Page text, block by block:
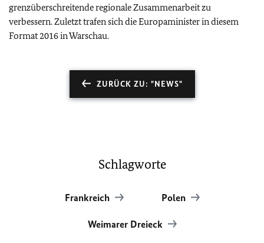
grenzüberschreitende regionale Zusammenarbeit zu
verbessern. Zuletzt trafen sich die Europaminister in diesem
Format 2016 in Warschau.
ZURÜCK ZU: "NEWS"
Schlagworte
Frankreich Polen
Weimarer Dreieck